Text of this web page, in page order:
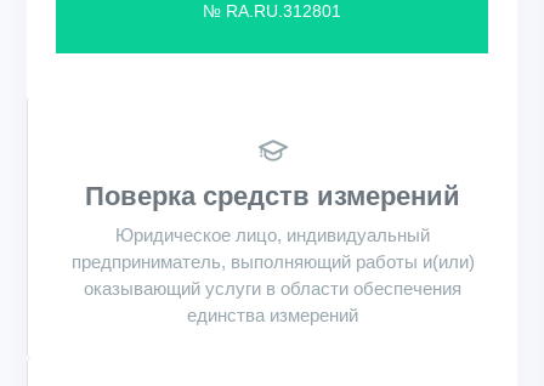
№ RA.RU.312801
Поверка средств измерений
Юридическое лицо, индивидуальный
предприниматель, выполняющий работы и(или)
оказывающий услуги в области обеспечения
единства измерений